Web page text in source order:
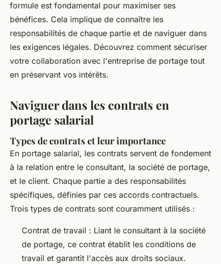
admin•11 décembre 2024•3 min de lecture
formule est fondamental pour maximiser ses
bénéfices. Cela implique de connaître les
responsabilités de chaque partie et de naviguer dans
les exigences légales. Découvrez comment sécuriser
votre collaboration avec l'entreprise de portage tout
en préservant vos intérêts.
Naviguer dans les contrats en
portage salarial
Types de contrats et leur importance
En portage salarial, les contrats servent de fondement
à la relation entre le consultant, la société de portage,
et le client. Chaque partie a des responsabilités
spécifiques, définies par ces accords contractuels.
Trois types de contrats sont couramment utilisés :
Contrat de travail : Liant le consultant à la société
de portage, ce contrat établit les conditions de
travail et garantit l'accès aux droits sociaux.